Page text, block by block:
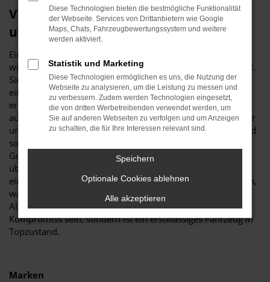
VW Tiguan Allspace Gebrauchtwagen –
unser Tipp für Köln
Ein VW Tiguan Allspace Gebrauchtwagen ist vor allem aus
wirtschaftlichen Erwägungen heraus eine erstklassige Wahl.
Sie sparen schlichtweg eine Menge Geld, wenn Sie sich für
ein gebrauchtes Modell entscheiden und sind trotzdem
erstklassig in Köln unterwegs. Was Budde Automobile
auszeichnet, ist unsere Meisterwerkstatt. Wir verfügen über
umfassende Kapazitäten und diverse Hebebühnen und sind
somit in der Lage, jeden VW Tiguan Allspace
Gebrauchtwagen vor dem Verkauf nach Köln genau zu
überprüfen. Warum wir das tun? Ganz einfach, um Ihnen
einen rundum einwandfreien Wagen „servieren“ zu können,
was selbst die Verschleißteile einschließt. Ein VW Tiguan
Allspace Gebrauchtwagen muss keineswegs ein
Kompromiss sein, sondern ist ein erstklassiges Fahrzeug in
Topzustand.
Marken
Diese Technologien bieten die bestmögliche Funktionalität
der Webseite. Services von Drittanbietern wie Google
Maps, Chats, Fahrzeugbewertungssystem und weitere
werden aktiviert.
Statistik und Marketing
Diese Technologien ermöglichen es uns, die Nutzung der
Webseite zu analysieren, um die Leistung zu messen und
zu verbessern. Zudem werden Technologien eingesetzt,
die von dritten Werbetreibenden verwendet werden, um
Sie auf anderen Webseiten zu verfolgen und um Anzeigen
zu schalten, die für Ihre Interessen relevant sind.
Speichern
Optionale Cookies ablehnen
Alle akzeptieren